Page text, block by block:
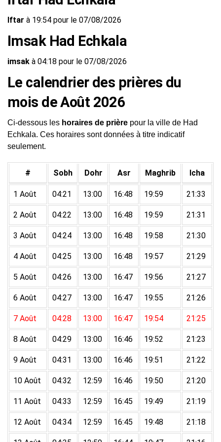
Iftar à 19:54 pour le 07/08/2026
Imsak Had Echkala
imsak à 04:18 pour le 07/08/2026
Le calendrier des prières du
mois de Août 2026
Ci-dessous les horaires de prière pour la ville de Had
Echkala. Ces horaires sont données à titre indicatif
seulement.
# Sobh Dohr Asr Maghrib Icha
1 Août 04:21 13:00 16:48 19:59 21:33
2 Août 04:22 13:00 16:48 19:59 21:31
3 Août 04:24 13:00 16:48 19:58 21:30
4 Août 04:25 13:00 16:48 19:57 21:29
5 Août 04:26 13:00 16:47 19:56 21:27
6 Août 04:27 13:00 16:47 19:55 21:26
7 Août 04:28 13:00 16:47 19:54 21:25
8 Août 04:29 13:00 16:46 19:52 21:23
9 Août 04:31 13:00 16:46 19:51 21:22
10 Août 04:32 12:59 16:46 19:50 21:20
11 Août 04:33 12:59 16:45 19:49 21:19
12 Août 04:34 12:59 16:45 19:48 21:18